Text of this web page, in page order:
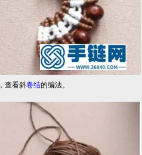
，查看斜卷结的编法。